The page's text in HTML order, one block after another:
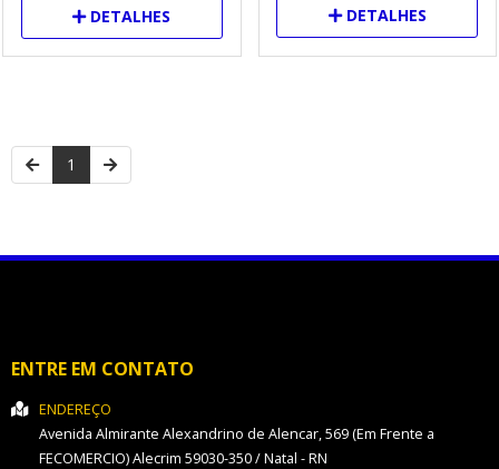
DETALHES DETALHES
1
ENTRE EM CONTATO
ENDEREÇO
Avenida Almirante Alexandrino de Alencar, 569 (Em Frente a
FECOMERCIO)Alecrim 59030-350/Natal - RN